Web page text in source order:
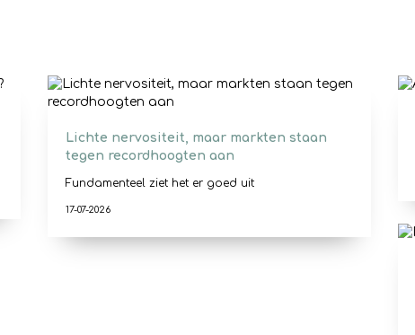
Lichte nervositeit, maar markten staan
tegen recordhoogten aan
Fundamenteel ziet het er goed uit
17-07-2026